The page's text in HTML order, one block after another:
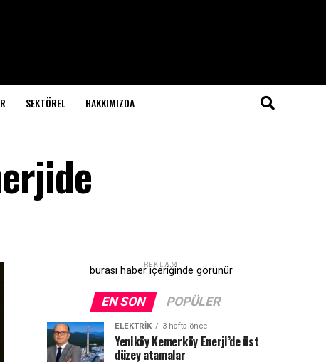
SEKTÖREL HAKKIMIZDA
REKLAM
burası haber içeriğinde görünür
EN SON POPÜLER
ELEKTRİK 3 hafta önce
Yeniköy Kemerköy Enerji’de üst
düzey atamalar